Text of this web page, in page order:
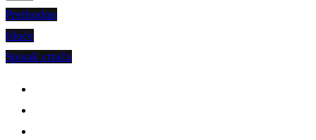
Prethodno
Iduće
Spisak crtača